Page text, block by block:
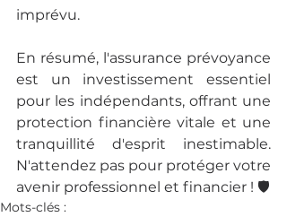
imprévu.
En résumé, l'assurance prévoyance
est un investissement essentiel
pour les indépendants, offrant une
protection financière vitale et une
tranquillité d'esprit inestimable.
N'attendez pas pour protéger votre
avenir professionnel et financier ! 🛡️
Mots-clés :